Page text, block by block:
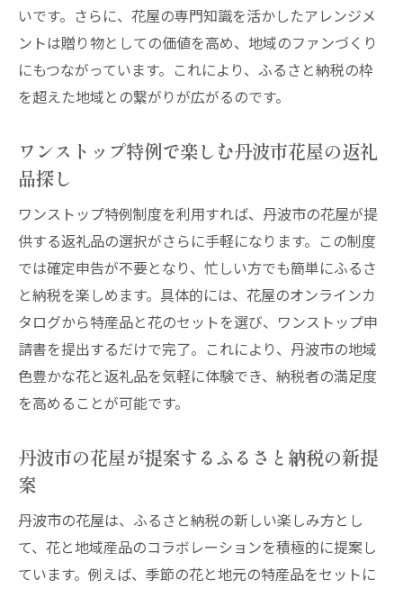
いです。さらに、花屋の専門知識を活かしたアレンジメ
ントは贈り物としての価値を高め、地域のファンづくり
にもつながっています。これにより、ふるさと納税の枠
を超えた地域との繋がりが広がるのです。
ワンストップ特例で楽しむ丹波市花屋の返礼
品探し
ワンストップ特例制度を利用すれば、丹波市の花屋が提
供する返礼品の選択がさらに手軽になります。この制度
では確定申告が不要となり、忙しい方でも簡単にふるさ
と納税を楽しめます。具体的には、花屋のオンラインカ
タログから特産品と花のセットを選び、ワンストップ申
請書を提出するだけで完了。これにより、丹波市の地域
色豊かな花と返礼品を気軽に体験でき、納税者の満足度
を高めることが可能です。
丹波市の花屋が提案するふるさと納税の新提
案
丹波市の花屋は、ふるさと納税の新しい楽しみ方とし
て、花と地域産品のコラボレーションを積極的に提案し
ています。例えば、季節の花と地元の特産品をセットに